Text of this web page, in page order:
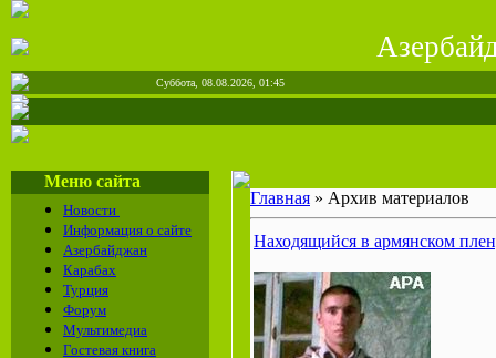
Суббота, 08.08.2026, 01:45
Меню сайта
Новости
Информация о сайте
Азербайджан
Карабах
Турция
Форум
Мультимедиа
Гостевая книга
Главная » Архив материалов
Находящийся в армянском